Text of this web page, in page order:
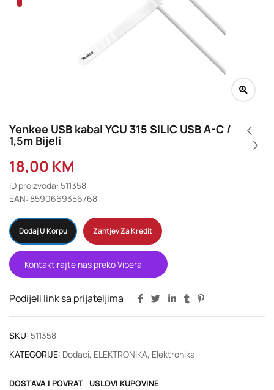
Yenkee USB kabal YCU 315 SILIC USB A-C /
1,5m Bijeli
18,00 KM
ID proizvoda: 511358
EAN: 8590669356768
Dodaj U Korpu Zahtjev Za Kredit
Kontaktirajte nas preko Vibera
Podijeli link sa prijateljima
SKU: 511358
KATEGORIJE: Dodaci, ELEKTRONIKA, Elektronika
DOSTAVA I POVRAT USLOVI KUPOVINE